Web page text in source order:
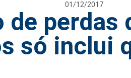
01/12/2017
de perdas
só inclui